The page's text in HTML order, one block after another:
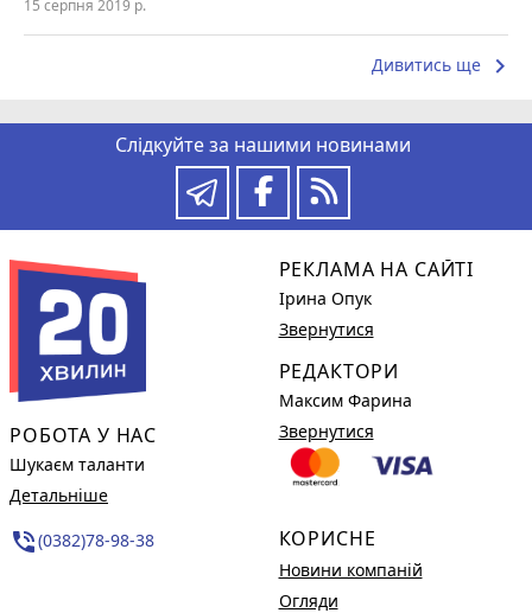
15 серпня 2019 р.
Дивитись ще keyboard_arrow_right
Слідкуйте за нашими новинами
РОБОТА У НАС
Шукаєм таланти
Детальніше
phone_in_talk(0382)78-98-38
РЕКЛАМА НА САЙТІ
Ірина Опук
Звернутися
РЕДАКТОРИ
Максим Фарина
Звернутися
КОРИСНЕ
Новини компаній
Огляди